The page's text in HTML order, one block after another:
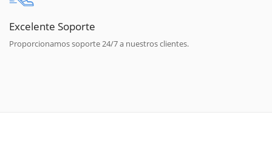
Excelente Soporte
Proporcionamos soporte 24/7 a nuestros clientes.